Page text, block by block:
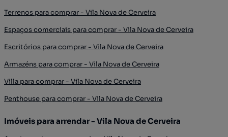
Terrenos para comprar - Vila Nova de Cerveira
Espaços comerciais para comprar - Vila Nova de Cerveira
Escritórios para comprar - Vila Nova de Cerveira
Armazéns para comprar - Vila Nova de Cerveira
Villa para comprar - Vila Nova de Cerveira
Penthouse para comprar - Vila Nova de Cerveira
Imóveis para arrendar - Vila Nova de Cerveira